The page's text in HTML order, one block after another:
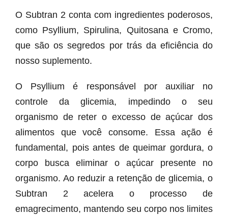
O Subtran 2 conta com ingredientes poderosos,
como Psyllium, Spirulina, Quitosana e Cromo,
que são os segredos por trás da eficiência do
nosso suplemento.
O Psyllium é responsável por auxiliar no
controle da glicemia, impedindo o seu
organismo de reter o excesso de açúcar dos
alimentos que você consome. Essa ação é
fundamental, pois antes de queimar gordura, o
corpo busca eliminar o açúcar presente no
organismo. Ao reduzir a retenção de glicemia, o
Subtran 2 acelera o processo de
emagrecimento, mantendo seu corpo nos limites